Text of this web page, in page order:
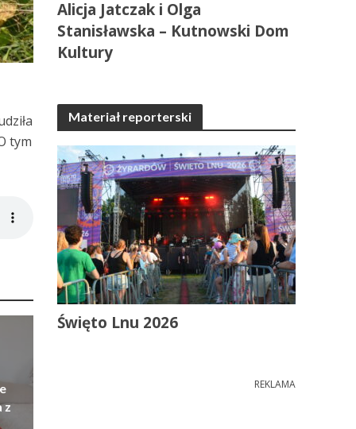
tym
z
Alicja Jatczak i Olga
Stanisławska – Kutnowski Dom
Kultury
Materiał reporterski
Święto Lnu 2026
REKLAMA